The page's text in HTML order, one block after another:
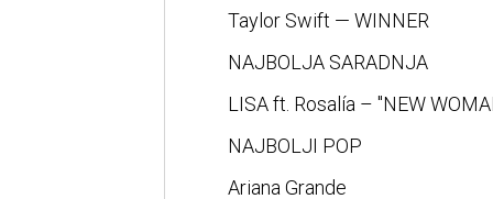
Taylor Swift — WINNER
NAJBOLJA SARADNJA
LISA ft. Rosalía – "NEW
NAJBOLJI POP
Ariana Grande